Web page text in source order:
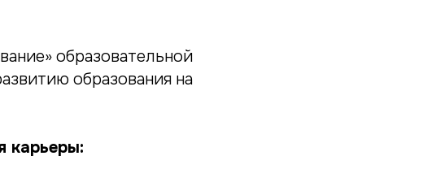
образовательной
образования на
карьеры: